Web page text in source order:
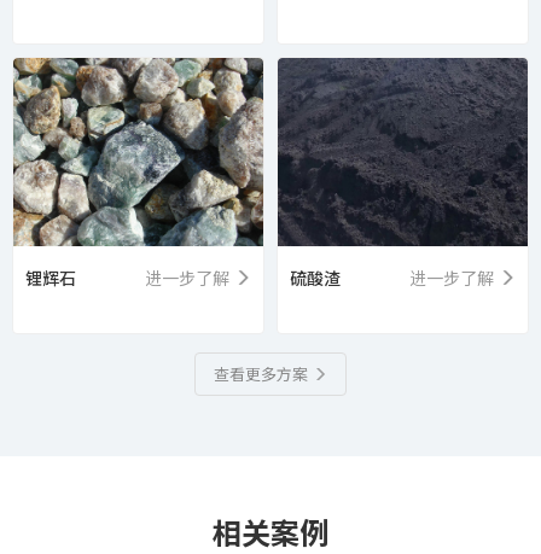
锂辉石 进一步了解 硫酸渣 进一步了解
查看更多方案
相关案例